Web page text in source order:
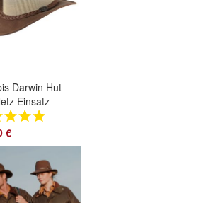
Darwin Hut
Einsatz
€